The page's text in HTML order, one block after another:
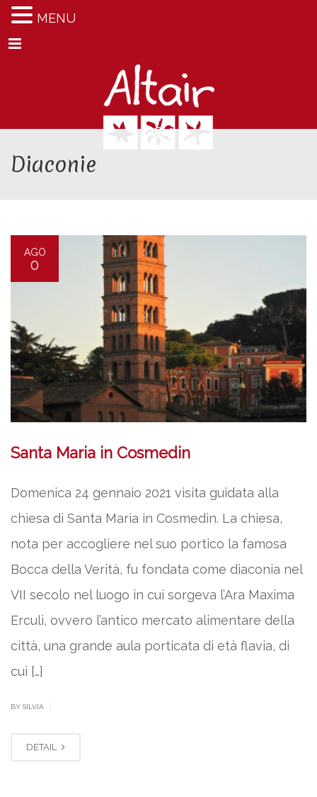
Menu
Diaconie
AGO
0
Santa Maria in Cosmedin
Domenica 24 gennaio 2021 visita guidata alla
chiesa di Santa Maria in Cosmedin. La chiesa,
nota per accogliere nel suo portico la famosa
Bocca della Verità, fu fondata come diaconia nel
VII secolo nel luogo in cui sorgeva l’Ara Maxima
Erculi, ovvero l’antico mercato alimentare della
città, una grande aula porticata di età flavia, di
cui […]
BY SILVIA
DETAIL
MENU